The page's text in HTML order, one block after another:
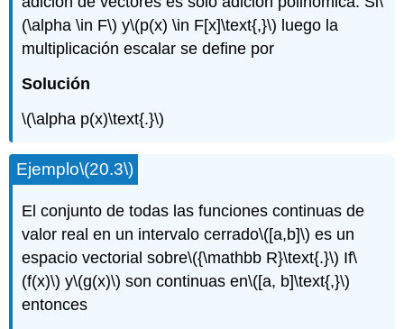
(\alpha \in F\) y\(p(x) \in F[x]\text{,}\) luego la
multiplicación escalar se define por
Solución
\(\alpha p(x)\text{.}\)
Ejemplo\(20.3\)
El conjunto de todas las funciones continuas de
valor real en un intervalo cerrado\([a,b]\) es un
espacio vectorial sobre\({\mathbb R}\text{.}\) If\
(f(x)\) y\(g(x)\) son continuas en\([a, b]\text{,}\)
entonces